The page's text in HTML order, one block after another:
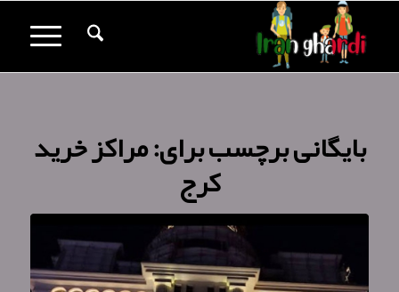
بایگانی برچسب برای:مراکز خرید
کرج